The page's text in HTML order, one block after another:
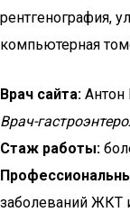
рентгенография,
компьютерная
Врач сайта: Антон
Врач-
Стаж работы:
заболеваний ЖКТ